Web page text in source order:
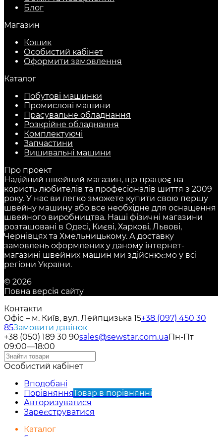
Блог
Магазин
Кошик
Особистий кабінет
Оформити замовлення
Каталог
Побутові машинки
Промислові машини
Прасувальне обладнання
Розкрійне обладнання
Комплектуючі
Запчастини
Вишивальні машини
Про проект
Надійний швейний магазин, що працює на
користь любителів та професіоналів шиття з 2009
року. У нас ви легко зможете купити свою першу
швейну машину або все необхідне для оснащення
швейного виробництва. Наші фізичні магазини
розташовані в Одесі, Києві, Харкові, Львові,
Чернівцях та Хмельницькому. А доставку
замовлень оформлених у даному інтернет-
магазині швейних машин ми здійснюємо у всі
регіони України.
© 2026
Повна версія сайту
Контакти
Офіс – м. Київ, вул. Лейпцизька 15+38 (097) 450 30
85Замовити дзвінок
+38 (050) 189 30 90sales@sewstar.com.uaПн-Пт
09:00—18:00
Особистий кабінет
Вподобані
ПорівнянняТовар в порівнянні
Авторизуватися
Зареєструватися
Каталог